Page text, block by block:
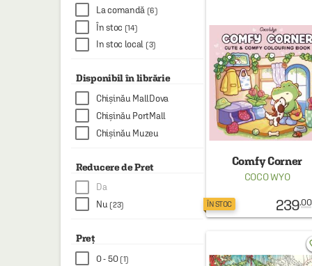
PAPETARIE
CEAI & ACCESORII
BOARD GAMES
JOCURI SI JUCARII
PLAYGROUND
COSMETICE
DISNEY
CURSURI LIMBI STRAINE
PROMOȚII ȘI SELECȚII
La comandă (6)
În stoc (14)
In stoc local (3)
Disponibil în librărie
Chișinău MallDova
Chișinău PortMall
Chișinău Muzeu
Reducere de Pret
Da
Nu (23)
Preț
0 - 50 (1)
Comfy Corner
COCO WYO
ÎN STOC 239.00